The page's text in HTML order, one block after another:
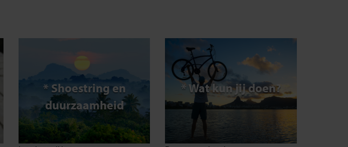
* Shoestring en
duurzaamheid
* Wat kun jij doen?